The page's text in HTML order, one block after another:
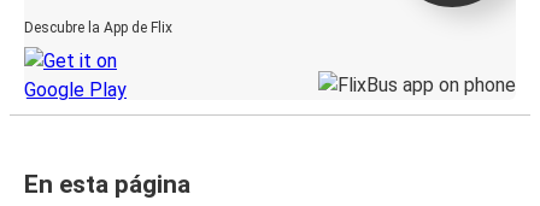
Descubre la App de Flix
En esta página